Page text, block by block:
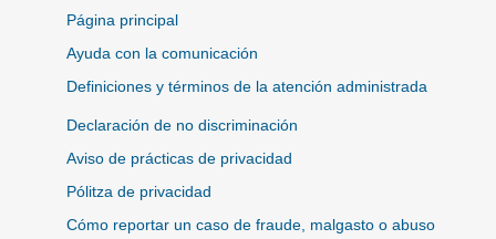
Página principal
Ayuda con la comunicación
Definiciones y términos de la atención administrada
Declaración de no discriminación
Aviso de prácticas de privacidad
Pólitza de privacidad
Cómo reportar un caso de fraude, malgasto o abuso